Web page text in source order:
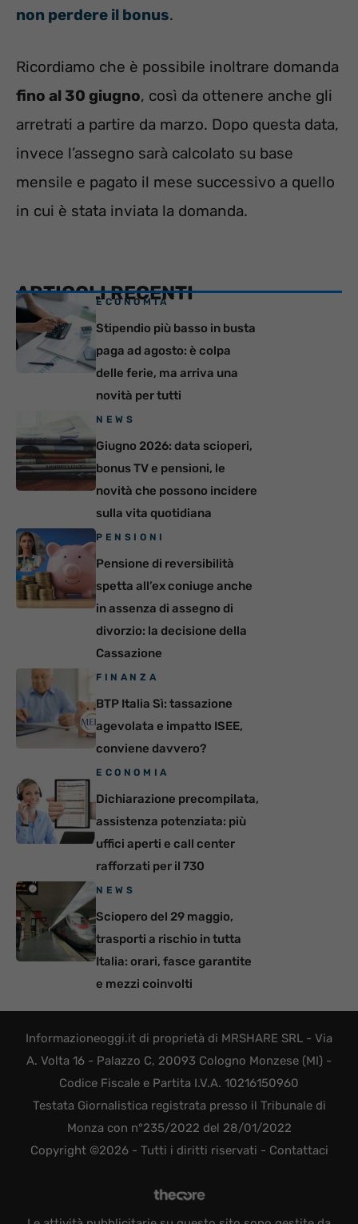
non perdere il bonus.
Ricordiamo che è possibile inoltrare domanda
fino al 30 giugno, così da ottenere anche gli
arretrati a partire da marzo. Dopo questa data,
invece l’assegno sarà calcolato su base
mensile e pagato il mese successivo a quello
in cui è stata inviata la domanda.
ARTICOLI RECENTI
ECONOMIA
Stipendio più basso in busta
paga ad agosto: è colpa
delle ferie, ma arriva una
novità per tutti
NEWS
Giugno 2026: data scioperi,
bonus TV e pensioni, le
novità che possono incidere
sulla vita quotidiana
PENSIONI
Pensione di reversibilità
spetta all’ex coniuge anche
in assenza di assegno di
divorzio: la decisione della
Cassazione
FINANZA
BTP Italia Sì: tassazione
agevolata e impatto ISEE,
conviene davvero?
ECONOMIA
Dichiarazione precompilata,
assistenza potenziata: più
uffici aperti e call center
rafforzati per il 730
NEWS
Sciopero del 29 maggio,
trasporti a rischio in tutta
Italia: orari, fasce garantite
e mezzi coinvolti
Informazioneoggi.it di proprietà di MRSHARE SRL - Via
A. Volta 16 - Palazzo C, 20093 Cologno Monzese (MI) -
Codice Fiscale e Partita I.V.A. 10216150960
Testata Giornalistica registrata presso il Tribunale di
Monza con n°235/2022 del 28/01/2022
Copyright ©2026 - Tutti i diritti riservati - Contattaci